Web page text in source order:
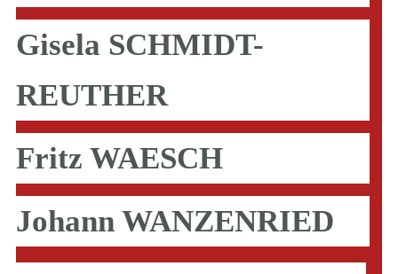
Gisela SCHMIDT-
REUTHER
Fritz WAESCH
Johann WANZENRIED